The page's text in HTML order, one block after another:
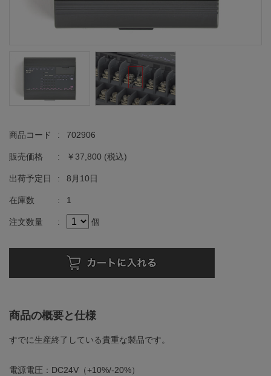
商品コード : 702906
販売価格 : ￥37,800 (税込)
出荷予定日 : 8月10日
在庫数 : 1
注文数量 : 個
商品の概要と仕様
すでに生産終了している貴重な製品です。
電源電圧：DC24V（+10%/-20%）